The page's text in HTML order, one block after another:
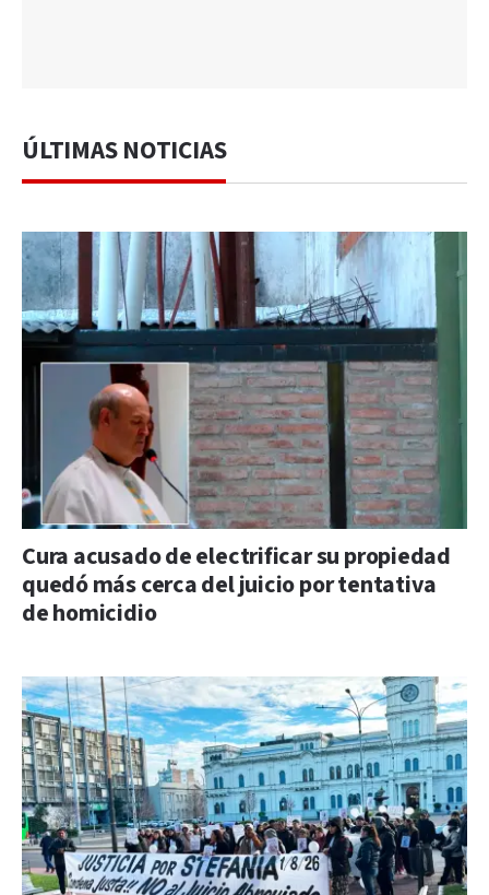
ÚLTIMAS NOTICIAS
Cura acusado de electrificar su propiedad
quedó más cerca del juicio por tentativa
de homicidio